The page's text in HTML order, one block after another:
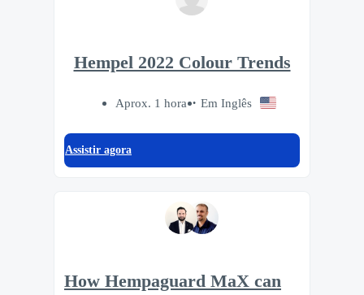
Hempel 2022 Colour Trends
Aprox. 1 hora Em Inglês
Assistir agora
How Hempaguard MaX can